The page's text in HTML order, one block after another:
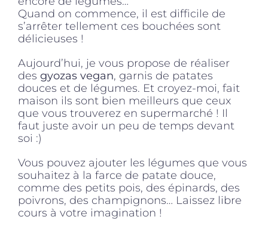
Quand on commence, il est difficile de
s’arrêter tellement ces bouchées sont
délicieuses !
Aujourd’hui, je vous propose de réaliser
des gyozas vegan, garnis de patates
douces et de légumes. Et croyez-moi, fait
maison ils sont bien meilleurs que ceux
que vous trouverez en supermarché ! Il
faut juste avoir un peu de temps devant
soi :)
Vous pouvez ajouter les légumes que vous
souhaitez à la farce de patate douce,
comme des petits pois, des épinards, des
poivrons, des champignons… Laissez libre
cours à votre imagination !